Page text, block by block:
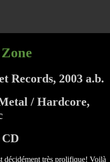
Records, 2003 a.b.
/ Hardcore,
décidément très prolifique! Voilà